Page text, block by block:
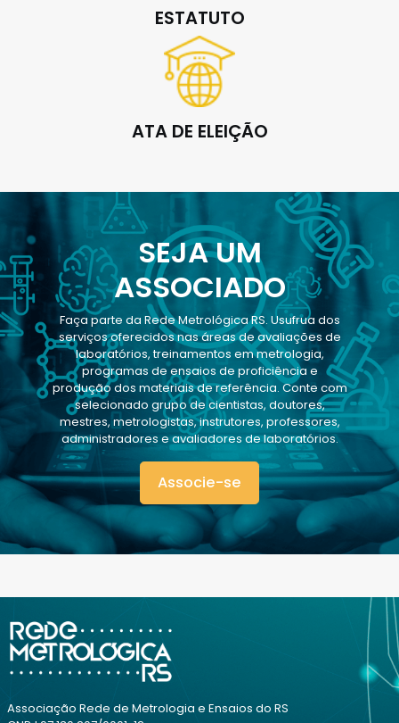
ESTATUTO
ATA DE ELEIÇÃO
SEJA UM
ASSOCIADO
Faça parte da Rede Metrológica RS. Usufrua dos
serviços oferecidos nas áreas de avaliações de
laboratórios, treinamentos em metrologia,
programas de ensaios de proficiência e
produção dos materiais de referência. Conte com
selecionado grupo de cientistas, doutores,
mestres, metrologistas, instrutores, professores,
administradores e avaliadores de laboratórios.
Associe-se
Associação Rede de Metrologia e Ensaios do RS